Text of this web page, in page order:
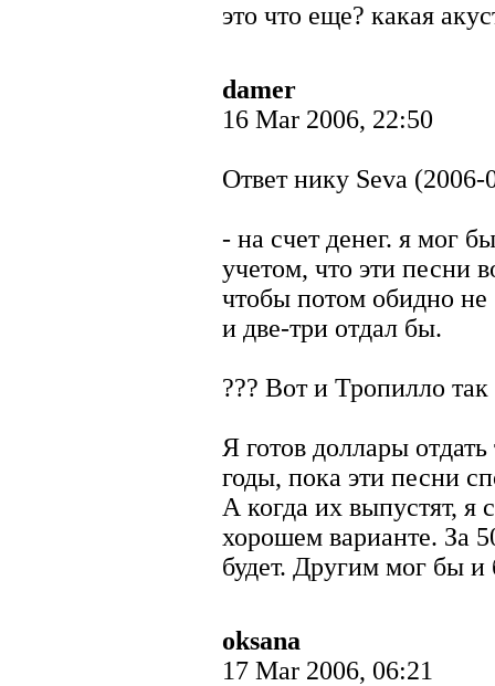
это что еще? какая
damer
16 Mar 2006, 22:50
Ответ нику Seva
- на счет денег. я мог
учетом, что эти
чтобы потом обидно не
и две-три отдал бы.
??? Вот и Тропилло
Я готов доллары
годы, пока эти песни
А когда их выпустят, я
хорошем варианте. За
будет. Другим мог бы и
oksana
17 Mar 2006, 06:21